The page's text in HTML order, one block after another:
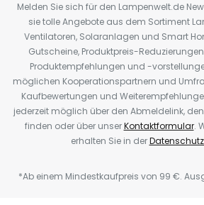
Melden Sie sich für den Lampenwelt.de
sie tolle Angebote aus dem Sortiment
Ventilatoren, Solaranlagen und Smart
Gutscheine, Produktpreis-
Produktempfehlungen und -
möglichen Kooperationspartnern und
Kaufbewertungen und
jederzeit möglich über den Abmeldelink,
finden oder über unserKontaktformular.
erhalten Sie in der
*Ab einem Mindestkaufpreis von 99 €.